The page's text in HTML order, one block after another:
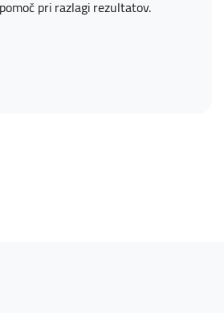
pri razlagi rezultatov.